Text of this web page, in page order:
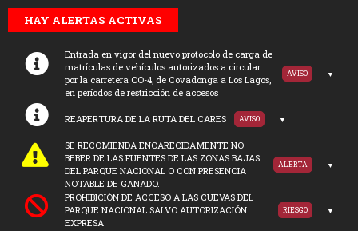
HAY ALERTAS ACTIVAS
Entrada en vigor del nuevo protocolo de carga de
matrículas de vehículos autorizados a circular
por la carretera CO-4, de Covadonga a Los Lagos,
en períodos de restricción de accesos
AVISO
REAPERTURA DE LA RUTA DEL CARES AVISO
SE RECOMIENDA ENCARECIDAMENTE NO
BEBER DE LAS FUENTES DE LAS ZONAS BAJAS
DEL PARQUE NACIONAL O CON PRESENCIA
NOTABLE DE GANADO.
ALERTA
PROHIBICIÓN DE ACCESO A LAS CUEVAS DEL
PARQUE NACIONAL SALVO AUTORIZACIÓN
EXPRESA
RIESGO